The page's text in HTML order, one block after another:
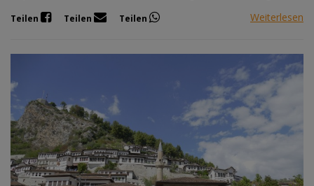
Teilen Teilen Teilen Weiterlesen